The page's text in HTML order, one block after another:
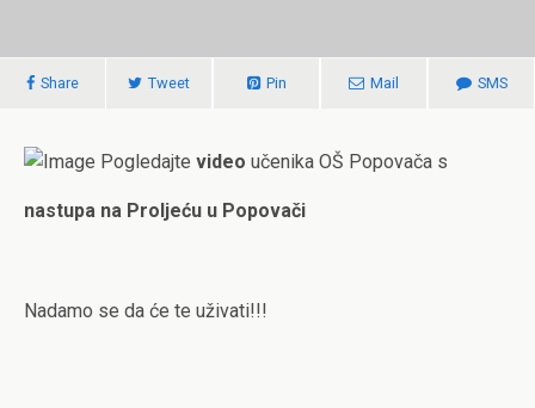
Share Tweet Pin Mail SMS
Pogledajte video učenika OŠ Popovača s
nastupa na Proljeću u Popovači
Nadamo se da će te uživati!!!